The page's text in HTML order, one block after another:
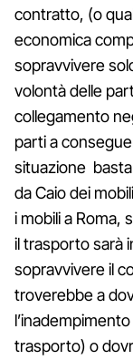
contratto, (o
economica
sopravvivere
volontà delle
collegamento
parti a
situazione
da Caio dei
i mobili a Roma,
il trasporto sarà
sopravvivere il
troverebbe a
trasporto) o